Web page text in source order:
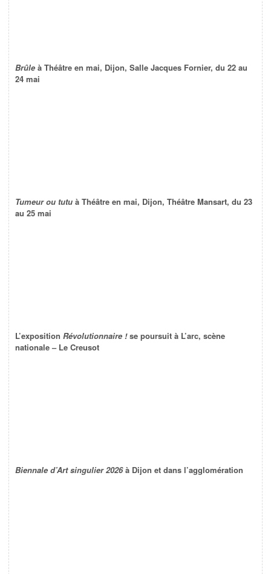
Brûle à Théâtre en mai, Dijon, Salle Jacques Fornier, du 22 au
24 mai
Tumeur ou tutu à Théâtre en mai, Dijon, Théâtre Mansart, du 23
au 25 mai
L’exposition Révolutionnaire !se poursuit à L’arc, scène
nationale – Le Creusot
Biennale d’Art singulier 2026à Dijon et dans l’agglomération